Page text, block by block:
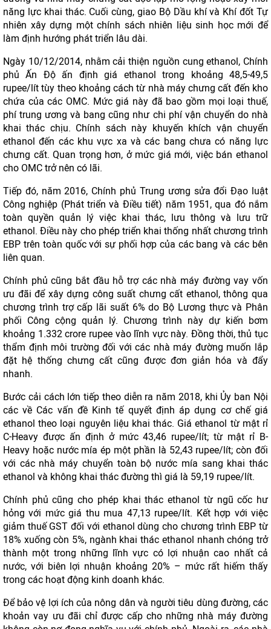
năng lực khai thác. Cuối cùng, giao Bộ Dầu khí và Khí đốt Tự
nhiên xây dựng một chính sách nhiên liệu sinh học mới để
làm định hướng phát triển lâu dài.
Ngày 10/12/2014, nhằm cải thiện nguồn cung ethanol, Chính
phủ Ấn Độ ấn định giá ethanol trong khoảng 48,5-49,5
rupee/lít tùy theo khoảng cách từ nhà máy chưng cất đến kho
chứa của các OMC. Mức giá này đã bao gồm mọi loại thuế,
phí trung ương và bang cũng như chi phí vận chuyển do nhà
khai thác chịu. Chính sách này khuyến khích vận chuyển
ethanol đến các khu vực xa và các bang chưa có năng lực
chưng cất. Quan trọng hơn, ở mức giá mới, việc bán ethanol
cho OMC trở nên có lãi.
Tiếp đó, năm 2016, Chính phủ Trung ương sửa đổi Đạo luật
Công nghiệp (Phát triển và Điều tiết) năm 1951, qua đó nắm
toàn quyền quản lý việc khai thác, lưu thông và lưu trữ
ethanol. Điều này cho phép triển khai thống nhất chương trình
EBP trên toàn quốc với sự phối hợp của các bang và các bên
liên quan.
Chính phủ cũng bắt đầu hỗ trợ các nhà máy đường vay vốn
ưu đãi để xây dựng công suất chưng cất ethanol, thông qua
chương trình trợ cấp lãi suất 6% do Bộ Lương thực và Phân
phối Công cộng quản lý. Chương trình này dự kiến bơm
khoảng 1.332 crore rupee vào lĩnh vực này. Đồng thời, thủ tục
thẩm định môi trường đối với các nhà máy đường muốn lắp
đặt hệ thống chưng cất cũng được đơn giản hóa và đẩy
nhanh.
Bước cải cách lớn tiếp theo diễn ra năm 2018, khi Ủy ban Nội
các về Các vấn đề Kinh tế quyết định áp dụng cơ chế giá
ethanol theo loại nguyên liệu khai thác. Giá ethanol từ mật rỉ
C-Heavy được ấn định ở mức 43,46 rupee/lít; từ mật rỉ B-
Heavy hoặc nước mía ép một phần là 52,43 rupee/lít; còn đối
với các nhà máy chuyển toàn bộ nước mía sang khai thác
ethanol và không khai thác đường thì giá là 59,19 rupee/lít.
Chính phủ cũng cho phép khai thác ethanol từ ngũ cốc hư
hỏng với mức giá thu mua 47,13 rupee/lít. Kết hợp với việc
giảm thuế GST đối với ethanol dùng cho chương trình EBP từ
18% xuống còn 5%, ngành khai thác ethanol nhanh chóng trở
thành một trong những lĩnh vực có lợi nhuận cao nhất cả
nước, với biên lợi nhuận khoảng 20% – mức rất hiếm thấy
trong các hoạt động kinh doanh khác.
Để bảo vệ lợi ích của nông dân và người tiêu dùng đường, các
khoản vay ưu đãi chỉ được cấp cho những nhà máy đường